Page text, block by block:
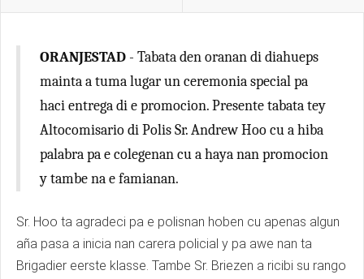
ORANJESTAD - Tabata den oranan di diahueps
mainta a tuma lugar un ceremonia special pa
haci entrega di e promocion. Presente tabata tey
Altocomisario di Polis Sr. Andrew Hoo cu a hiba
palabra pa e colegenan cu a haya nan promocion
y tambe na e famianan.
Sr. Hoo ta agradeci pa e polisnan hoben cu apenas algun
aña pasa a inicia nan carera policial y pa awe nan ta
Brigadier eerste klasse. Tambe Sr. Briezen a ricibi su rango